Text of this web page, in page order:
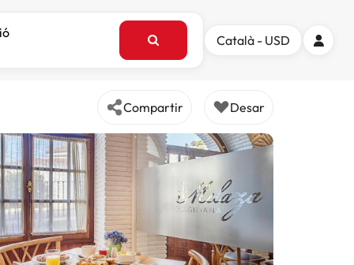
Català - USD
Compartir Desar